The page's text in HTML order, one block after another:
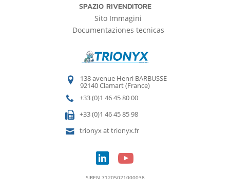
SPAZIO RIVENDITORE
Sito Immagini
Documentaziones tecnicas
138 avenue Henri BARBUSSE
92140 Clamart (France)
+33 (0)1 46 45 80 00
+33 (0)1 46 45 85 98
trionyx at trionyx.fr
SIREN 71205021000038